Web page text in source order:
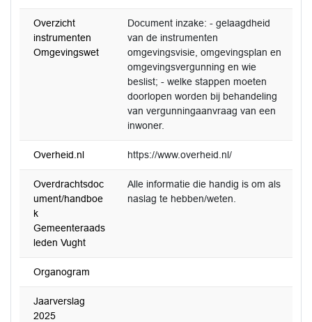
Overzicht
instrumenten
Omgevingswet
Document inzake: - gelaagdheid
van de instrumenten
omgevingsvisie, omgevingsplan en
omgevingsvergunning en wie
beslist; - welke stappen moeten
doorlopen worden bij behandeling
van vergunningaanvraag van een
inwoner.
Overheid.nl https://www.overheid.nl/
Overdrachtsdoc
ument/handboe
k
Gemeenteraads
leden Vught
Alle informatie die handig is om als
naslag te hebben/weten.
Organogram
Jaarverslag
2025